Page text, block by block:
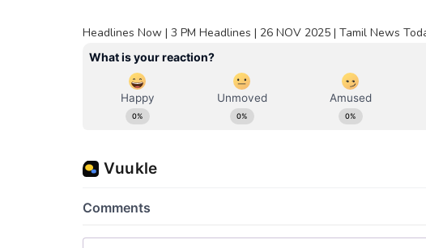
Headlines Now | 3 PM Headlines | 26 NOV 2025 | Tamil News